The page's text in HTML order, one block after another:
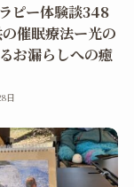
ピー体験談348
催眠療法ー光の
お漏らしへの癒
日